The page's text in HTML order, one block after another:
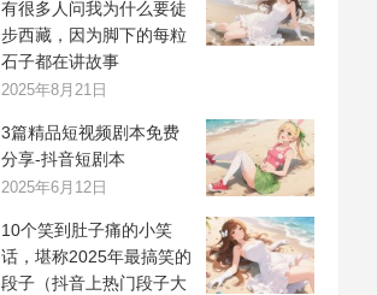
有很多人问我为什么要徒
步西藏，因为脚下的每粒
石子都在讲故事
2025年8月21日
3篇精品短视频剧本免费
分享-抖音短剧本
2025年6月12日
10个笑到肚子痛的小笑
话，堪称2025年最搞笑的
段子（抖音上热门段子大